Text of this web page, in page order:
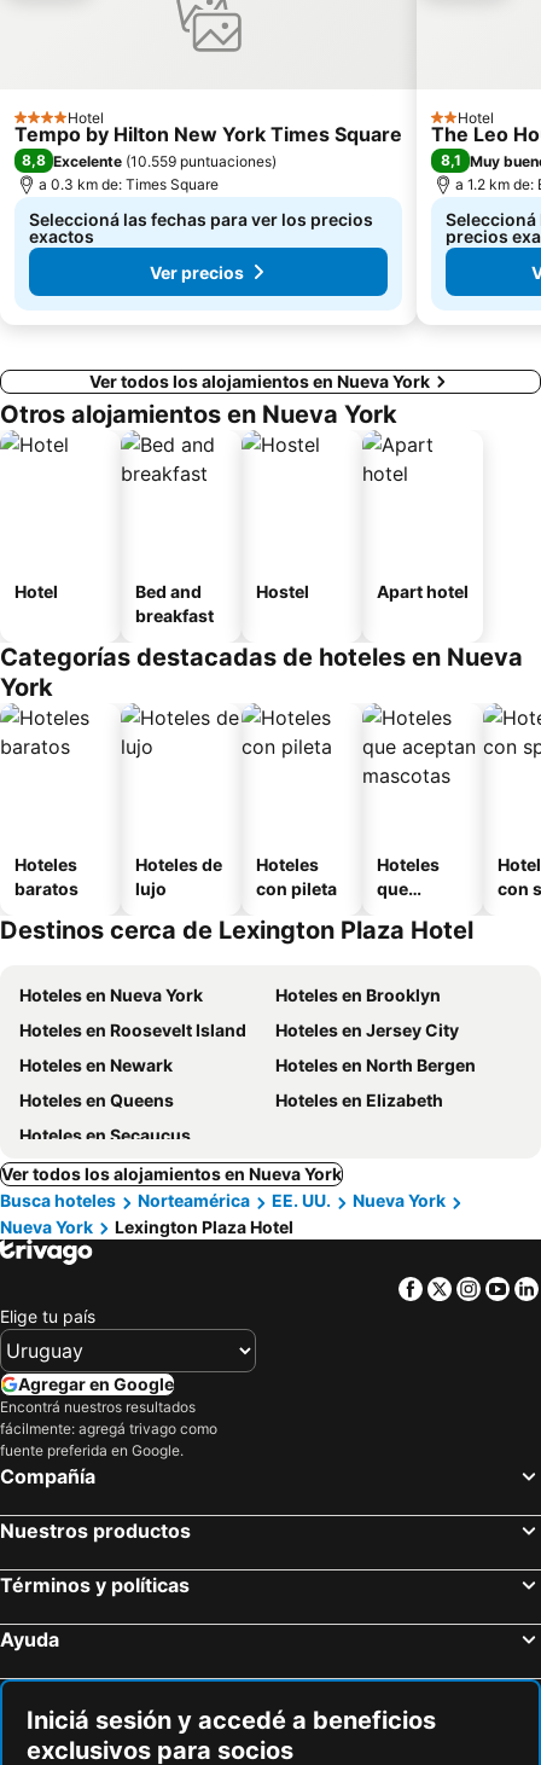
4 Estrellas
Hotel
Tempo by Hilton New York Times Square
8,8 Excelente (10.559 puntuaciones)
a 0.3 km de: Times Square
Seleccioná las fechas para ver los precios
exactos
Ver precios
2 Estrellas
Hotel
The Leo
8,1 Muy
a 1.2 km de:
Seleccioná
precios
Ver todos los alojamientos en Nueva York
Otros alojamientos en Nueva York
Hotel
Bed and
breakfast
Hostel Apart hotel
Categorías destacadas de hoteles en Nueva
York
Hoteles
baratos
Hoteles de
lujo
Hoteles
con pileta
Hoteles
que
mascotas
con
Destinos cerca de Lexington Plaza Hotel
Hoteles en Nueva York
Hoteles en Brooklyn
Hoteles en Roosevelt Island
Hoteles en Jersey City
Hoteles en Newark
Hoteles en North Bergen
Hoteles en Queens
Hoteles en Elizabeth
Hoteles en Secaucus
Ver todos los alojamientos en Nueva York
Busca hoteles
Norteamérica EE. UU.
Nueva York
Nueva York
Lexington Plaza Hotel
Facebook
Twitter
Elige tu país
Agregar en Google
Encontrá nuestros resultados
fácilmente: agregá trivago como
fuente preferida en Google.
Compañía
Nuestros productos
Términos y políticas
Ayuda
Iniciá sesión y accedé a beneficios
exclusivos para socios